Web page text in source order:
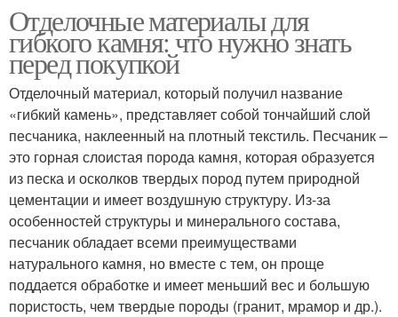
Камень для отделки Камень к стене
Гибкие камни
Отделочные материалы для
гибкого камня: что нужно знать
перед покупкой
Отделочный материал, который получил название
«гибкий камень», представляет собой тончайший слой
песчаника, наклеенный на плотный текстиль. Песчаник –
это горная слоистая порода камня, которая образуется
из песка и осколков твердых пород путем природной
цементации и имеет воздушную структуру. Из-за
особенностей структуры и минерального состава,
песчаник обладает всеми преимуществами
натурального камня, но вместе с тем, он проще
поддается обработке и имеет меньший вес и большую
пористость, чем твердые породы (гранит, мрамор и др.).